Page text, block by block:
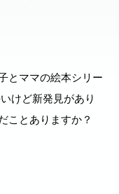
とママの絵本シリー
けど新発見があり
ことありますか？